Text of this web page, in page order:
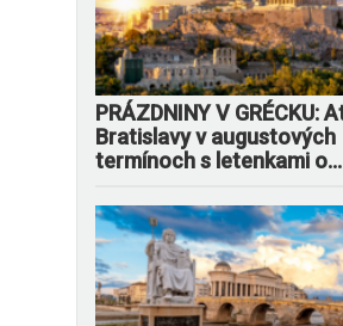
PRÁZDNINY V GRÉCKU:
Bratislavy v augustových
termínoch s letenkami o...